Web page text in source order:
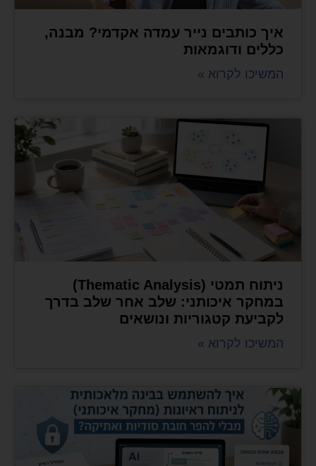
איך כותבים נייר עמדה אקדמי? מבנה,
כללים ודוגמאות
המשיכו לקרוא »
ניתוח תמטי (Thematic Analysis)
במחקר איכותני: שלב אחר שלב בדרך
לקביעת קטגוריות ונושאים
המשיכו לקרוא »